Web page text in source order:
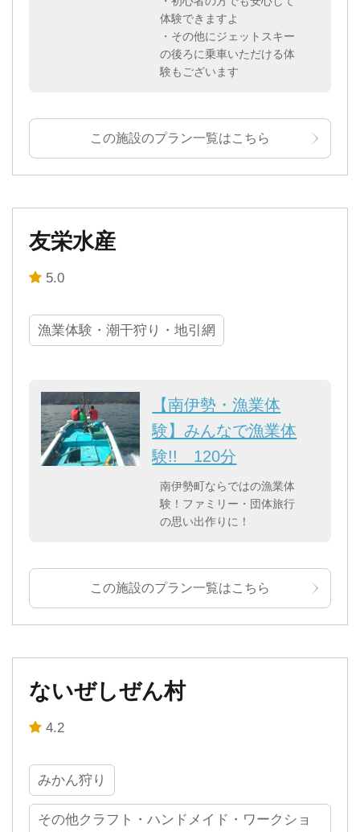
体験できますよ
・その他にジェットスキー
の後ろに乗車いただける体
験もございます
この施設のプラン一覧はこちら
友栄水産
5.0
漁業体験・潮干狩り・地引網
【南伊勢・漁業体
験】みんなで漁業体
験!! 120分
南伊勢町ならではの漁業体
験！ファミリー・団体旅行
の思い出作りに！
この施設のプラン一覧はこちら
ないぜしぜん村
4.2
みかん狩り
その他クラフト・ハンドメイド・ワークショ